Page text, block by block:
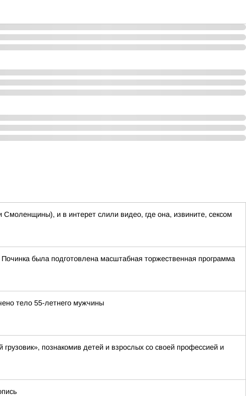
Смоленщины), и в интерет слили видео, где она, извините, сексом
была подготовлена масштабная торжественная программа
тело 55-летнего мужчины
познакомив детей и взрослых со своей профессией и